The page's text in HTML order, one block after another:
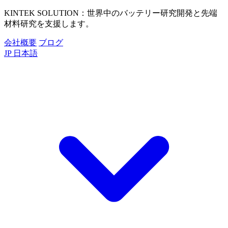
KINTEK SOLUTION：世界中のバッテリー研究開発と先端
材料研究を支援します。
会社概要 ブログ
JP 日本語